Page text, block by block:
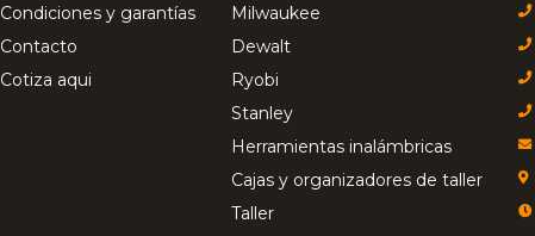
Condiciones y garantías
Contacto
Cotiza aqui
Milwaukee
Dewalt
Ryobi
Stanley
Herramientas inalámbricas
Cajas y organizadores de taller
Taller